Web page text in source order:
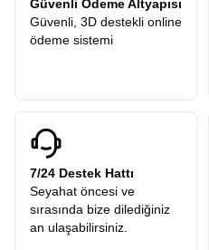
Güvenli Ödeme Altyapısı
Güvenli, 3D destekli online
ödeme sistemi
7/24 Destek Hattı
Seyahat öncesi ve
sırasında bize dilediğiniz
an ulaşabilirsiniz.